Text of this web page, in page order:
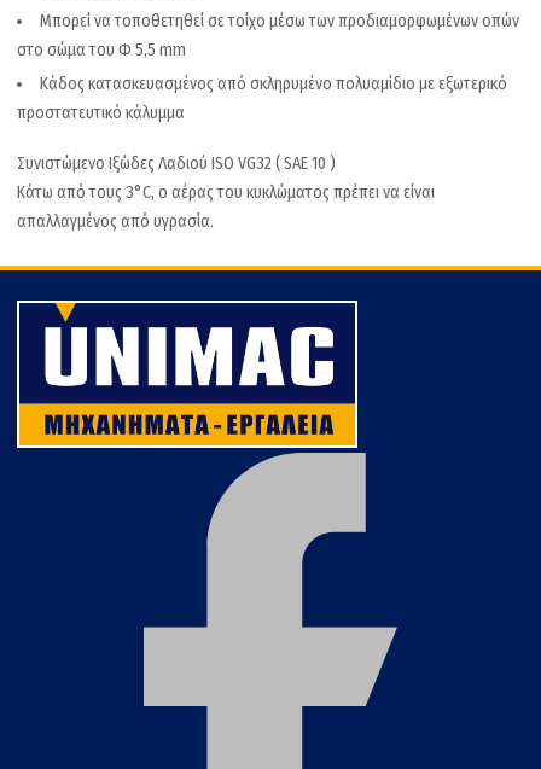
Μπορεί να τοποθετηθεί σε τοίχο μέσω των προδιαμορφωμένων οπών
στο σώμα του Φ 5,5 mm
Κάδος κατασκευασμένος από σκληρυμένο πολυαμίδιο με εξωτερικό
προστατευτικό κάλυμμα
Συνιστώμενο Ιξώδες Λαδιού ISO VG32 ( SAE 10 )
Κάτω από τους 3°C, ο αέρας του κυκλώματος πρέπει να είναι
απαλλαγμένος από υγρασία.